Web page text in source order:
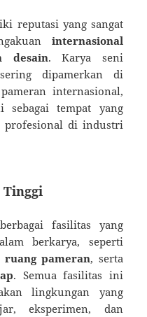
reputasi yang sangat
internasional
desain. Karya seni
dipamerkan di
internasional,
sebagai tempat yang
profesional di industri
Tinggi
fasilitas yang
berkarya, seperti
pameran, serta
. Semua fasilitas ini
lingkungan yang
eksperimen, dan